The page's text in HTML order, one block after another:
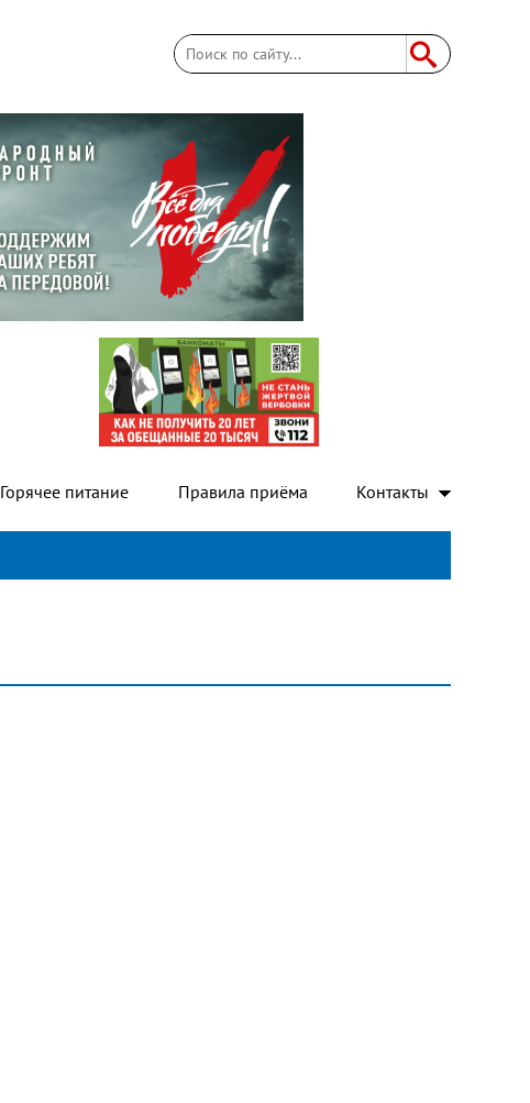
Форма поиска
Поиск
Горячее питание Правила приёма Контакты